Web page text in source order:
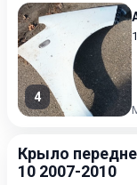
4
Крыло
10 2007-2010